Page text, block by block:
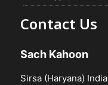
Contact Us
Sach Kahoon
Sirsa (Haryana) India